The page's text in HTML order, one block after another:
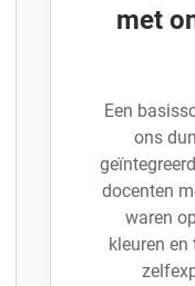
met
Een
ons
docenten
waren
kleuren